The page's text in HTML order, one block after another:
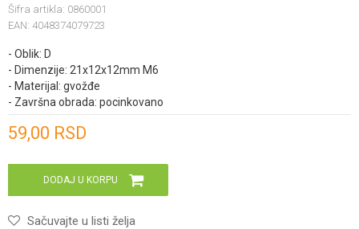
Šifra artikla: 0860001
EAN: 4048374079723
- Oblik: D
- Dimenzije: 21x12x12mm M6
- Materijal: gvožđe
- Završna obrada: pocinkovano
59,00 RSD
DODAJ U KORPU
Sačuvajte u listi želja